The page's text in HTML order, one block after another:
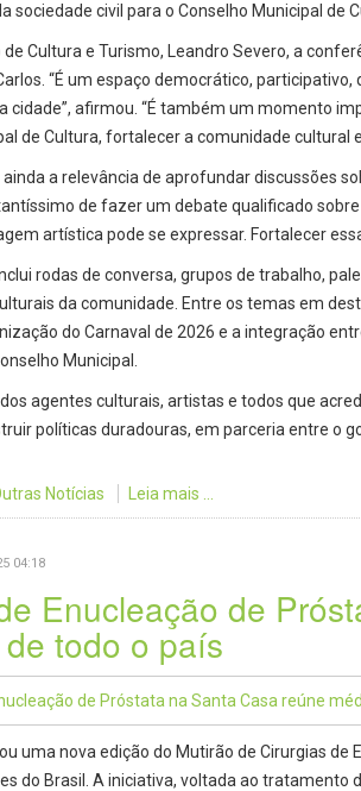
sociedade civil para o Conselho Municipal de
de Cultura e Turismo, Leandro Severo, a
“É um espaço democrático,
cidade”, afirmou. “É também um momento
de Cultura, fortalecer a comunidade cultural
a relevância de aprofundar discussões
de fazer um debate qualificado
artística pode se expressar. Fortalecer
rodas de conversa, grupos de trabalho,
da comunidade. Entre os temas em
do Carnaval de 2026 e a integração
Municipal.
agentes culturais, artistas e todos que
políticas duradouras, em parceria entre o
Notícias Leia mais ...
04:18
Enucleação de
todo o país
uma nova edição do Mutirão de Cirurgias
do Brasil. A iniciativa, voltada ao tratamento